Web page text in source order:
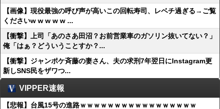
【画像】現役最強の呼び声が高いこの回転寿司、レベチ過ぎる→ご覧
くださいw w w w w ...
【衝撃】上司「あのさあ田沼？お前営業車のガソリン抜いてない？」
俺「はぁ？どういうことすか？...
【衝撃】ジャンポケ斉藤の妻さん、夫の求刑7年翌日にInstagram更
新しSNS民をザワつ...
VIPPER速報
【悲報】台風15号の進路ｗｗｗｗｗｗｗｗｗｗｗｗｗｗｗｗｗ